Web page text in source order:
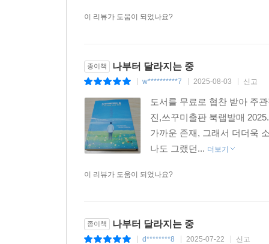
이 리뷰가 도움이 되었나요?
종이책 나부터 달라지는 중
w**********7 2025-08-03 신고
도서를 무료로 협찬 받아 주
진,쓰꾸미출판 북랩발매
가까운 존재, 그래서 더더욱
나도 그랬던... 더보기
이 리뷰가 도움이 되었나요?
종이책 나부터 달라지는 중
d********8 2025-07-22 신고